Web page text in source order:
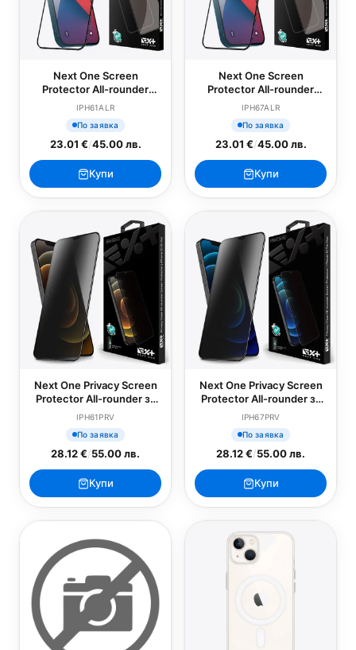
Next One Screen
Protector All-rounder
glass за iPhone 12/12 Pro
IPH61ALR
По заявка
23.01 €/45.00 лв.
Купи
Next One Screen
Protector All-rounder
glass за iPhone 12 Pro Max
IPH67ALR
По заявка
23.01 €/45.00 лв.
Купи
Next One Privacy Screen
Protector All-rounder за
iPhone 12/12 Pro
IPH61PRV
По заявка
28.12 €/55.00 лв.
Купи
Next One Privacy Screen
Protector All-rounder за
iPhone 12 Pro Max
IPH67PRV
По заявка
28.12 €/55.00 лв.
Купи